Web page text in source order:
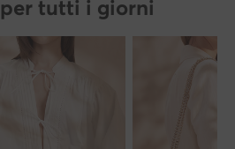
tutti i giorni